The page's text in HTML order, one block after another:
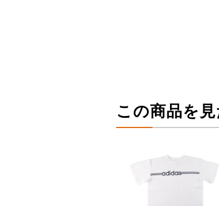
この商品を